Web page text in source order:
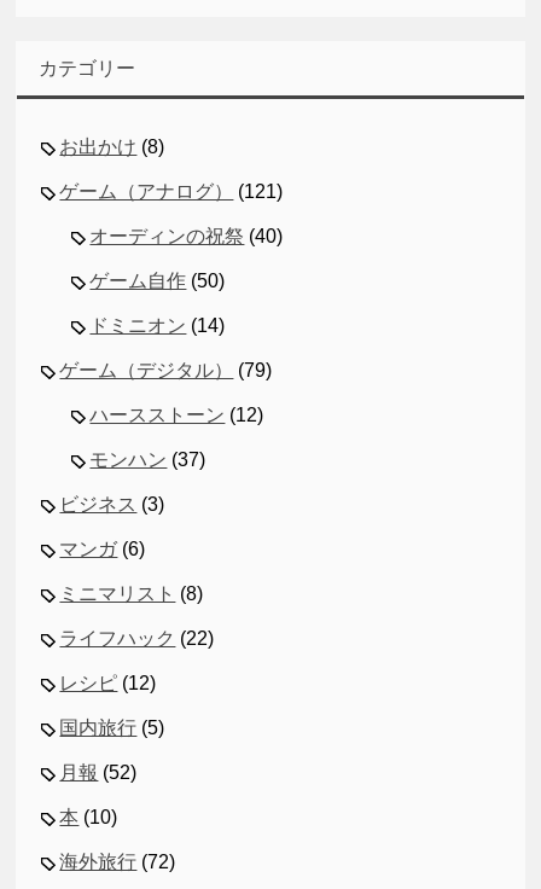
カテゴリー
お出かけ (8)
ゲーム（アナログ） (121)
オーディンの祝祭 (40)
ゲーム自作 (50)
ドミニオン (14)
ゲーム（デジタル） (79)
ハースストーン (12)
モンハン (37)
ビジネス (3)
マンガ(6)
ミニマリスト (8)
ライフハック (22)
レシピ (12)
国内旅行 (5)
月報 (52)
本 (10)
海外旅行 (72)